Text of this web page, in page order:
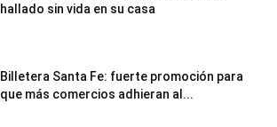
hallado sin vida en su casa
Billetera Santa Fe: fuerte promoción para
que más comercios adhieran al...